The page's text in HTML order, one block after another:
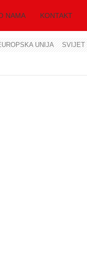
NAMA KONTAKT
UNIJA SVIJET